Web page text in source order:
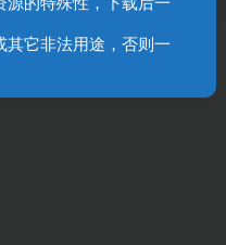
源的特殊性，下载后一
其它非法用途，否则一